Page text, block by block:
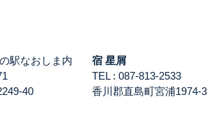
駅なおしま内
40
宿 星屑
TEL : 087-813-2533
香川郡直島町宮浦1974-3